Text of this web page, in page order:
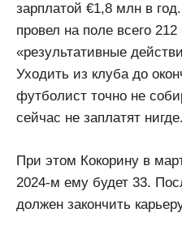
зарплатой €1,8 млн в
провел на поле всего
«результативные
Уходить из клуба до
футболист точно не
сейчас не заплатят нигде.
При этом Кокорину в
2024-м ему будет 33.
должен закончить